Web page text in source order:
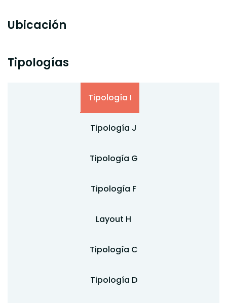
Ubicación
Tipologías
Tipología I
Tipología J
Tipología G
Tipología F
Layout H
Tipología C
Tipología D